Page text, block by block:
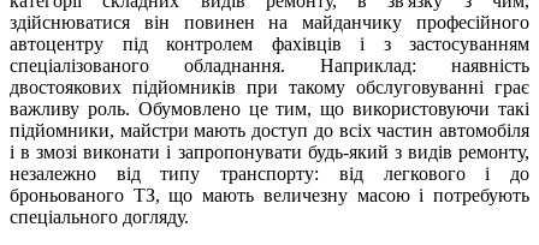
здійснюватися він повинен на майданчику професійного
автоцентру під контролем фахівців і з застосуванням
спеціалізованого обладнання. Наприклад: наявність
двостоякових підйомників при такому обслуговуванні грає
важливу роль. Обумовлено це тим, що використовуючи такі
підйомники, майстри мають доступ до всіх частин автомобіля
і в змозі виконати і запропонувати будь-який з видів ремонту,
незалежно від типу транспорту: від легкового і до
броньованого ТЗ, що мають величезну масою і потребують
спеціального догляду.